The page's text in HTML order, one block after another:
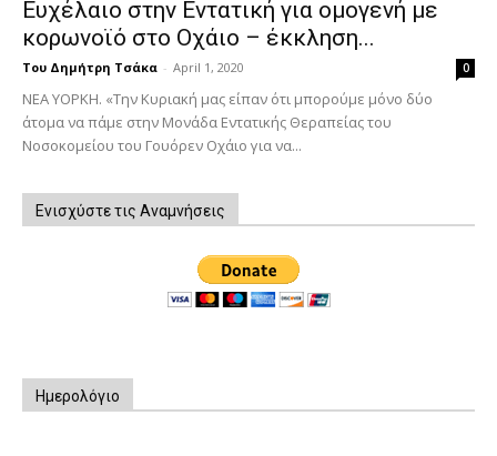
Ευχέλαιο στην Εντατική για ομογενή με
κορωνοϊό στο Οχάιο – έκκληση...
Του Δημήτρη Τσάκα - April 1, 2020 0
ΝΕΑ ΥΟΡΚΗ. «Την Κυριακή μας είπαν ότι μπορούμε μόνο δύο
άτομα να πάμε στην Μονάδα Εντατικής Θεραπείας του
Νοσοκομείου του Γουόρεν Οχάιο για να...
Ενισχύστε τις Αναμνήσεις
Ημερολόγιο